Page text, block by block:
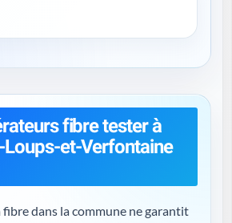
fibre tester à
Loups-et-Verfontaine
fibre dans la commune ne garantit